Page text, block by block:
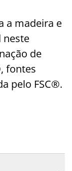
a madeira e
neste
de
fontes
pelo FSC®.